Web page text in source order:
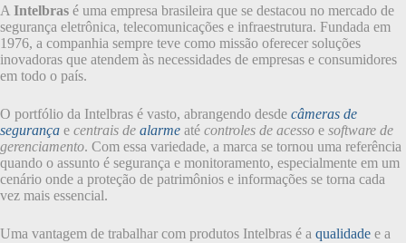
A Intelbras é uma empresa brasileira que se destacou no mercado de
segurança eletrônica, telecomunicações e infraestrutura. Fundada em
1976, a companhia sempre teve como missão oferecer soluções
inovadoras que atendem às necessidades de empresas e consumidores
em todo o país.
O portfólio da Intelbras é vasto, abrangendo desde câmeras de
segurança e centrais de alarme até controles de acesso e software de
gerenciamento. Com essa variedade, a marca se tornou uma referência
quando o assunto é segurança e monitoramento, especialmente em um
cenário onde a proteção de patrimônios e informações se torna cada
vez mais essencial.
Uma vantagem de trabalhar com produtos Intelbras é a qualidade e a